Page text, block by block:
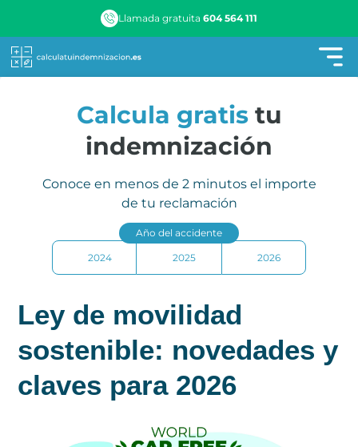
Llamada gratuita604 564 111
Calcula gratistu
indemnización
Conoce en menos de 2 minutos el importe
de tu reclamación
Año del accidente
2024 2025 2026
Ley de movilidad
sostenible: novedades y
claves para 2026